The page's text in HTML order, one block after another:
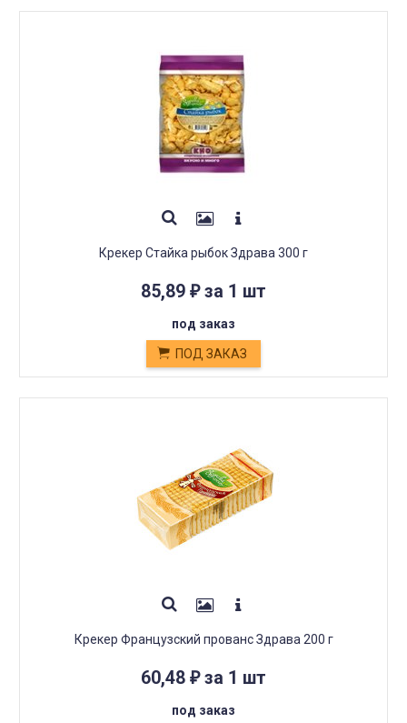
Крекер Стайка рыбок Здрава 300 г
85,89 ₽за 1 шт
под заказ
ПОД ЗАКАЗ
Крекер Французский прованс Здрава 200 г
60,48 ₽за 1 шт
под заказ